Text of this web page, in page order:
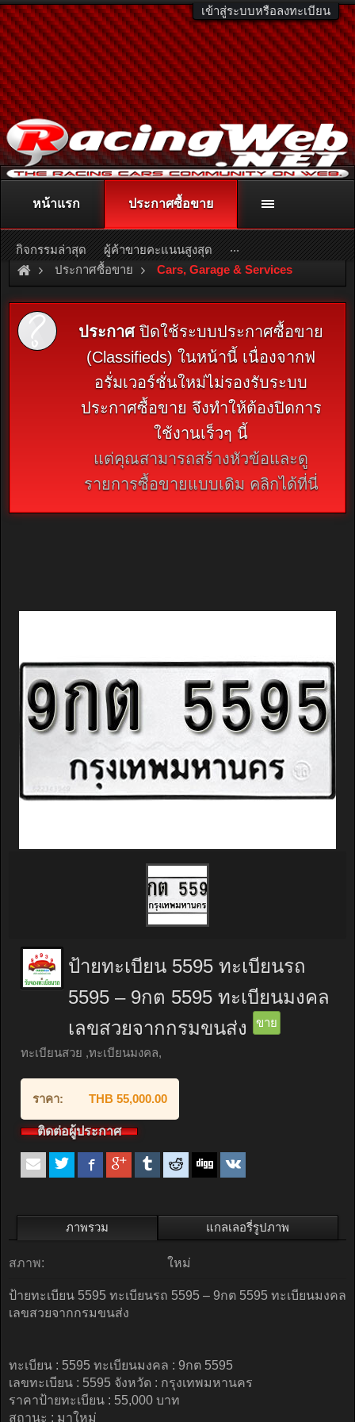
เข้าสู่ระบบหรือลงทะเบียน
ติดต่อลงโฆษณา racingweb@gmail.com
หรือโทร. 081-811-1138
หรืออ่านรายละเอียดเพิ่มเติม คลิกที่นี่
ประกาศซื้อขาย Cars, Garage & Services
ประกาศปิดใช้ระบบประกาศซื้อขาย
(Classifieds) ในหน้านี้ เนื่องจากฟ
อรั่มเวอร์ชั่นใหม่ไม่รองรับระบบ
ประกาศซื้อขาย จึงทำให้ต้องปิดการ
ใช้งานเร็วๆ นี้
แต่คุณสามารถสร้างหัวข้อและดู
รายการซื้อขายแบบเดิม คลิกได้ที่นี่
ป้ายทะเบียน 5595 ทะเบียนรถ
5595 – 9กต 5595 ทะเบียนมงคล
เลขสวยจากกรมขนส่ง
ขาย
ทะเบียนสวย ,ทะเบียนมงคล,
ราคา: THB 55,000.00
ติดต่อผู้ประกาศ
ภาพรวม แกลเลอรี่รูปภาพ
สภาพ: ใหม่
ป้ายทะเบียน 5595 ทะเบียนรถ 5595 – 9กต 5595 ทะเบียนมงคล
เลขสวยจากกรมขนส่ง
ทะเบียน : 5595 ทะเบียนมงคล : 9กต 5595
เลขทะเบียน : 5595 จังหวัด : กรุงเทพมหานคร
ราคาป้ายทะเบียน : 55,000 บาท
สถานะ : มาใหม่
หน้าแรก ประกาศซื้อขาย
กิจกรรมล่าสุด ผู้ค้าขายคะแนนสูงสุด ...